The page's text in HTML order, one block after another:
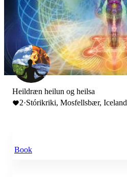
Heildræn heilun og heilsa
2·Stórikriki, Mosfellsbær, Iceland
Book